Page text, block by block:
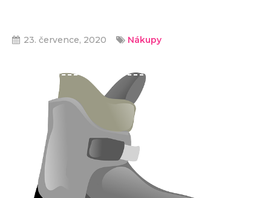
23. července, 2020 Nákupy